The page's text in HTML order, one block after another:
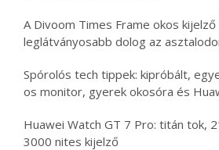
A Divoom Times Frame okos kijelző
leglátványosabb dolog az
Spórolós tech tippek: kipróbált,
os monitor, gyerek okosóra és
Huawei Watch GT 7 Pro: titán tok,
3000 nites kijelző